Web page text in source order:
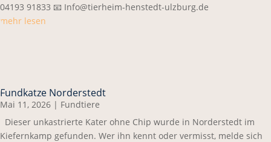
04193 91833 📧 Info@tierheim-henstedt-ulzburg.de
mehr lesen
Fundkatze Norderstedt
Mai 11, 2026 | Fundtiere
Dieser unkastrierte Kater ohne Chip wurde in Norderstedt im
Kiefernkamp gefunden. Wer ihn kennt oder vermisst, melde sich